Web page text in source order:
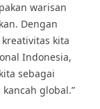
warisan
Dengan
kita
Indonesia,
sebagai
global.”